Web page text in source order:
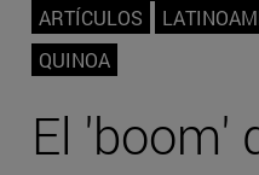
ARTÍCULOS
QUINOA
El 'boom'